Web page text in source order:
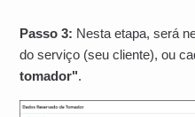
Passo 3: Nesta etapa, será
do serviço (seu cliente), ou
tomador".